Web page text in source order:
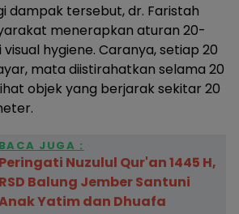
dampak tersebut, dr. Faristah
menerapkan aturan 20-
hygiene. Caranya, setiap 20
mata diistirahatkan selama 20
objek yang berjarak sekitar 20
BACA JUGA :
Peringati Nuzulul Qur'an 1445 H,
RSD Balung Jember Santuni
Yatim dan Dhuafa